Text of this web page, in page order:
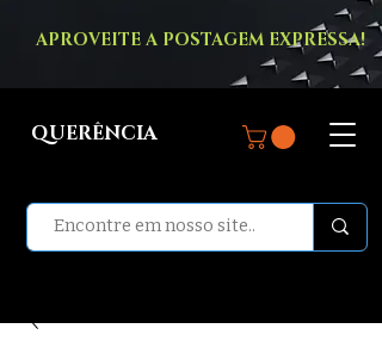
APROVEITE A POSTAGEM EXPRESSA!
QUERÊNCIA